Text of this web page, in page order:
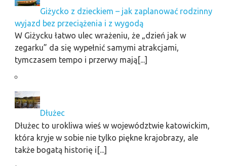
Giżycko z dzieckiem – jak zaplanować rodzinny
wyjazd bez przeciążenia i z wygodą
W Giżycku łatwo ulec wrażeniu, że „dzień jak w
zegarku” da się wypełnić samymi atrakcjami,
tymczasem tempo i przerwy mają[...]
Dłużec
Dłużec to urokliwa wieś w województwie katowickim,
która kryje w sobie nie tylko piękne krajobrazy, ale
także bogatą historię i[...]